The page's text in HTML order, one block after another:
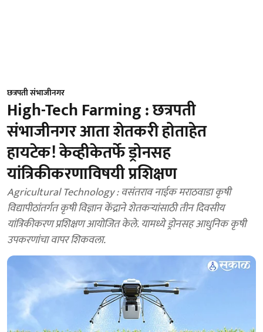
छत्रपती संभाजीनगर
High-Tech Farming : छत्रपती
संभाजीनगर आता शेतकरी होताहेत
हायटेक! केव्हीकेतर्फे ड्रोनसह
यांत्रिकीकरणाविषयी प्रशिक्षण
Agricultural Technology : वसंतराव नाईक मराठवाडा कृषी
विद्यापीठांतर्गत कृषी विज्ञान केंद्राने शेतकऱ्यांसाठी तीन दिवसीय
यांत्रिकीकरण प्रशिक्षण आयोजित केले. यामध्ये ड्रोनसह आधुनिक कृषी
उपकरणांचा वापर शिकवला.